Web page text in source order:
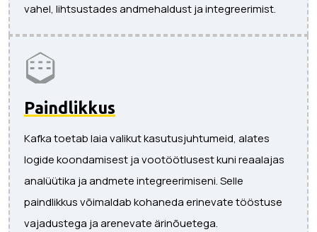
vahel, lihtsustades andmehaldust ja integreerimist.
Paindlikkus
Kafka toetab laia valikut kasutusjuhtumeid, alates
logide koondamisest ja vootöötlusest kuni reaalajas
analüütika ja andmete integreerimiseni. Selle
paindlikkus võimaldab kohaneda erinevate tööstuse
vajadustega ja arenevate ärinõuetega.